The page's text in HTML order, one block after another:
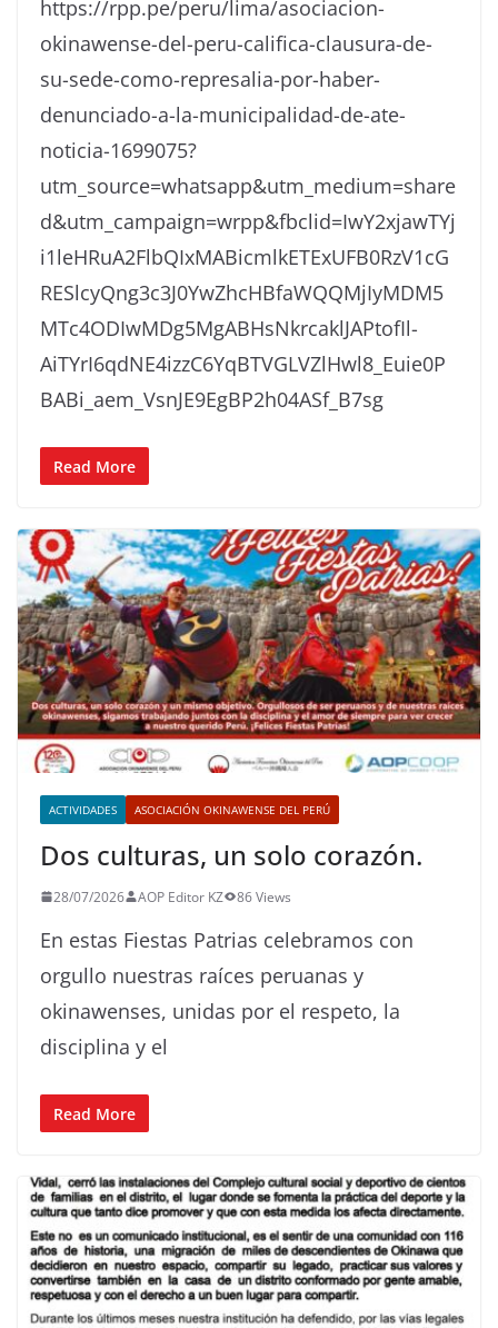
https://rpp.pe/peru/lima/asociacion-
okinawense-del-peru-califica-clausura-de-
su-sede-como-represalia-por-haber-
denunciado-a-la-municipalidad-de-ate-
noticia-1699075?
utm_source=whatsapp&utm_medium=share
d&utm_campaign=wrpp&fbclid=IwY2xjawTYj
i1leHRuA2FlbQIxMABicmlkETExUFB0RzV1cG
RESlcyQng3c3J0YwZhcHBfaWQQMjIyMDM5
MTc4ODIwMDg5MgABHsNkrcaklJAPtofIl-
AiTYrI6qdNE4izzC6YqBTVGLVZlHwl8_Euie0P
BABi_aem_VsnJE9EgBP2h04ASf_B7sg
Read More
ACTIVIDADES ASOCIACIÓN OKINAWENSE DEL PERÚ
Dos culturas, un solo corazón.
28/07/2026 AOP Editor KZ 86 Views
En estas Fiestas Patrias celebramos con
orgullo nuestras raíces peruanas y
okinawenses, unidas por el respeto, la
disciplina y el
Read More